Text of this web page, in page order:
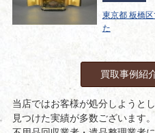
東京都 板橋
た
買取事例紹
当店ではお客様が処分しようと
見つけた実績が多数ございます。